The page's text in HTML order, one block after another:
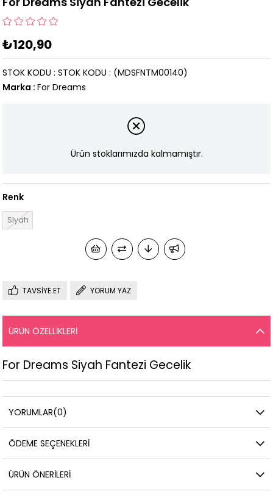
₺120,90
(MDSFNTM00140)
STOK KODU
STOK KODU
Marka : For Dreams
Ürün stoklarımızda kalmamıştır.
Renk
Siyah
TAVSIYE ET YORUM YAZ
ÜRÜN ÖZELLIKLERI
For Dreams Siyah Fantezi Gecelik
YORUMLAR(0)
ÖDEME SEÇENEKLERI
ÜRÜN ÖNERILERI